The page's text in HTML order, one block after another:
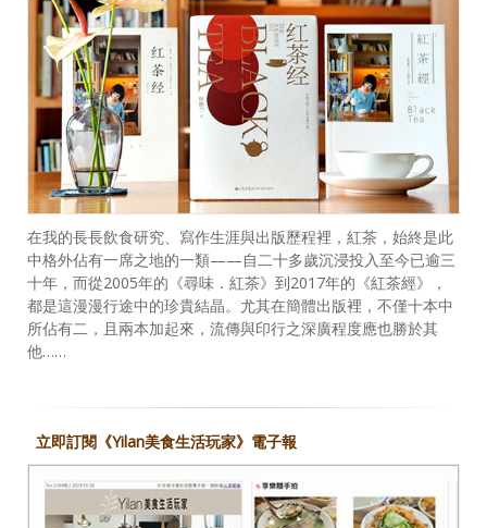
在我的長長飲食研究、寫作生涯與出版歷程裡，紅茶，始終是此
中格外佔有一席之地的一類——自二十多歲沉浸投入至今已逾三
十年，而從2005年的《尋味．紅茶》到2017年的《紅茶經》，
都是這漫漫行途中的珍貴結晶。尤其在簡體出版裡，不僅十本中
所佔有二，且兩本加起來，流傳與印行之深廣程度應也勝於其
他……
立即訂閱《Yilan美食生活玩家》電子報